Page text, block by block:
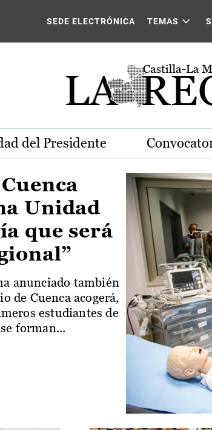
Castilla-La
SEDE ELECTRÓNICA TEMAS
del Presidente
Unidad
que será
anunciado también
de Cuenca acogerá,
estudiantes de
forman...